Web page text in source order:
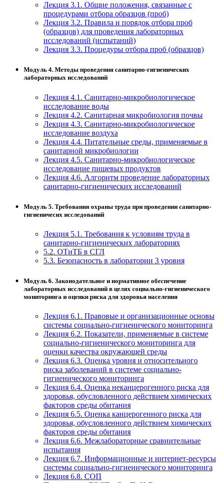
Лекция 3.1. Общие положения, связанные с
процедурами отбора образцов (проб)
Лекция 3.2. Правила и порядок отбора проб
(образцов) для проведения лабораторных
исследований (испытаний)
Лекция 3.3. Процедуры отбора проб (образцов)
Модуль 4. Методы проведения санитарно-гигиенических
лабораторных исследований
Лекция 4.1. Санитарно-микробиологическое
исследование воды
Лекция 4.2. Санитарная микробиология почвы
Лекция 4.3. Санитарно-микробиологическое
исследование воздуха
Лекция 4.4. Питательные среды, применяемые в
санитарной микробиологии
Лекция 4.5. Санитарно-микробиологическое
исследование пищевых продуктов
Лекция 4.6. Алгоритм проведение лабораторных
санитарно-гигиенических исследований
Модуль 5. Требования охраны труда при проведении санитарно-
гигиеничесих исследований
Лекция 5.1. Требования к условиям труда в
санитарно-гигиенических лабораториях
5.2. ОТиТБ в СГЛ
5.3. Безопасность в лаборатории 3 уровня
Модуль 6. Законодательное и нормативное обеспечение
лабораторных исследований в целях социально-гигиенического
мониторинга и оценки риска для здоровья населения
Лекция 6.1. Правовые и организационные основы
системы социально-гигиенического мониторинга
Лекция 6.2. Показатели, применяемые в системе
социально-гигиенического мониторинга для
оценки качества окружающей среды
Лекция 6.3. Оценка уровня и относительного
риска заболеваний в системе социально-
гигиенического мониторинга
Лекция 6.4. Оценка неканцерогенного риска для
здоровья, обусловленного действием химических
факторов среды обитания
Лекция 6.5. Оценка канцерогенного риска для
здоровья, обусловленного действием химических
факторов среды обитания
Лекция 6.6. Межлабораторные сравнительные
испытания
Лекция 6.7. Информационные и интернет-ресурсы
системы социально-гигиенического мониторинга
Лекция 6.8. СОП